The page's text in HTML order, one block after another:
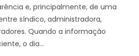
e, principalmente, de uma
síndico, administradora,
Quando a informação
o dia…